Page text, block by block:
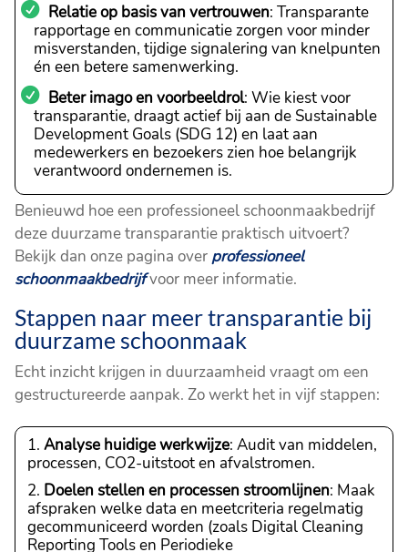
Relatie op basis van vertrouwen: Transparante
rapportage en communicatie zorgen voor minder
misverstanden, tijdige signalering van knelpunten
én een betere samenwerking.
Beter imago en voorbeeldrol: Wie kiest voor
transparantie, draagt actief bij aan de Sustainable
Development Goals (SDG 12) en laat aan
medewerkers en bezoekers zien hoe belangrijk
verantwoord ondernemen is.
Benieuwd hoe een professioneel schoonmaakbedrijf
deze duurzame transparantie praktisch uitvoert?
Bekijk dan onze pagina over professioneel
schoonmaakbedrijfvoor meer informatie.
Stappen naar meer transparantie bij
duurzame schoonmaak
Echt inzicht krijgen in duurzaamheid vraagt om een
gestructureerde aanpak. Zo werkt het in vijf stappen:
Analyse huidige werkwijze: Audit van middelen,
processen, CO2-uitstoot en afvalstromen.
Doelen stellen en processen stroomlijnen: Maak
afspraken welke data en meetcriteria regelmatig
gecommuniceerd worden (zoals Digital Cleaning
Reporting Tools en Periodieke